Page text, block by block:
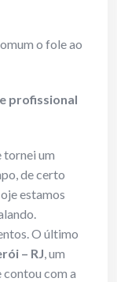
o fole ao
profissional
tornei um
de certo
estamos
O último
– RJ, um
contou com a